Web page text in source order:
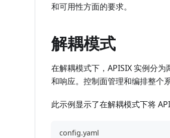
和可用性方面的要求。
解耦模式
在解耦模式下，APISIX 实例分
和响应。控制面管理和编排整个
此示例显示了在解耦模式下将
config.yaml